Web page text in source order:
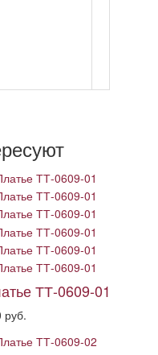
ТТ-0609-01
руб.